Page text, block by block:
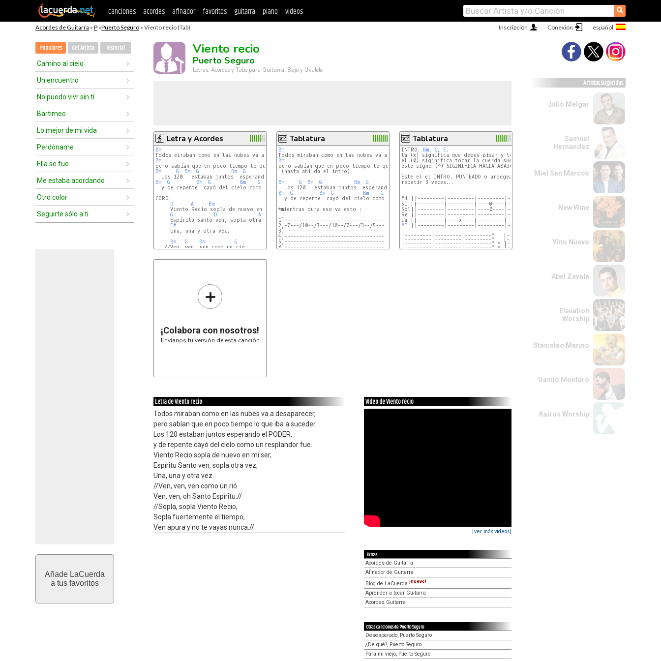
canciones acordes afinador favoritos guitarra piano videos ⚲
Acordes de Guitarra » P »Puerto Seguro » Viento recio (Tab) Conexión
Inscripción
Populares del Artista Historial
Camino al cielo
Un encuentro
No puedo vivr sin tí
Bartimeo
Lo mejor de mi vida
Perdóname
Ella se fue
Me estaba acordando
Otro color
Seguirte sólo a ti
Añade LaCuerda
a tus favoritos
Viento recio
Puerto Seguro
Letras, Acordes y Tabs para Guitarra, Bajo y Ukulele
Letra y Acordes
Bm
Bm
Bm
G Bm G Bm G
E
Bm
G Bm G Bm G
E
  y de repente  cayó del cielo como un resplandor fue.
CORO:
D
A Bm
     Viento Recio sopla de nuevo en mi ser,
G
D
A
     Espíritu Santo ven, sopla otra vez,
F#
     Una, una y otra vez.
Bm
G Bm
G
   //Ven, ven, ven como un rió.
Tablatura
Bm
E
Bm
E
pero sabían que en poco tiempo lo que iba a suceder.
(hasta ahi da el intro)
Bm
G Bm G Bm G
E
Bm
G Bm G Bm G
  y de repente  cayó del cielo como un resplandor fue.
*mientras dura eso va esto :
1]----------------------------------
2]-7---/10--/7---/10--/7---/3--/5---
3]----------------------------------      2 VECES
4]----------------------------------
5]----------------------------------
6]----------------------------------
Tablatura
INTRO: Bm, G, E.
la (x) significa que debes pisar y tocar la cuerda
el (0) siginifica tocar la cuerda suelta
este signo (^) SIGINIFICA HACIA ABAJO.
Este el el INTRO, PUNTEADO o arpegeado
repetir 3 veces...
Mi ||---------|---------|---------|---------^  1
Si ||---------|---------|----0----|---------^  2
Sol||---------|---------|----0----|---------^  3
Re ||---------|---------|---------|----x----^  4
MI ||---------|---------|---------|---------|  6
|---------|---------|---------^   |----|---------^
|---------|---------|---------^   |----|---------^
|---------|---------|---------^ > |----|---------^
|---------|---------|---------^ > |----|----x----^
+
¡Colabora con nosotros!
Envíanos tu versión de esta canción
Letra de Viento recio
Todos miraban como en las nubes va a desaparecer,
pero sabían que en poco tiempo lo que iba a suceder.
Los 120 estaban juntos esperando el PODER,
y de repente cayó del cielo como un resplandor fue.
Viento Recio sopla de nuevo en mi ser,
Espíritu Santo ven, sopla otra vez,
Una, una y otra vez.
//Ven, ven, ven como un rió.
Ven, ven, oh Santo Espíritu.//
//Sopla, sopla Viento Recio,
Sopla fuertemente el tiempo,
Ven apura y no te vayas nunca.//
Video de Viento recio
[ver más videos]
Extras
Acordes de Guitarra
Afinador de Guitarra
Blog de LaCuerda ¡nuevo!
Aprender a tocar Guitarra
Acordes Guitarra
Otras canciones de Puerto Seguro
Desesperado, Puerto Seguro
¿De qué?, Puerto Seguro
Para mi viejo, Puerto Seguro
Artistas Sugeridos
Julio Melgar
Samuel
Hernandez
Miel San Marcos
New Wine
Vino Nuevo
Abel Zavala
Elevation
Worship
Stanislao Marino
Danilo Montero
Kairos Worship